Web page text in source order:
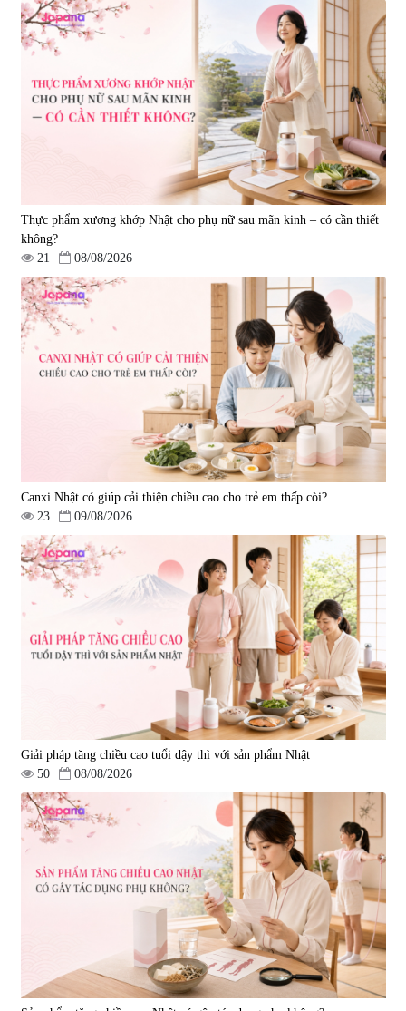
Rượu Sake Kanpai 720ml
345.100 đ
Thực phẩm xương khớp Nhật cho phụ nữ sau mãn kinh – có cần thiết
không?
21
08/08/2026
Canxi Nhật có giúp cải thiện chiều cao cho trẻ em thấp còi?
23
09/08/2026
Giải pháp tăng chiều cao tuổi dậy thì với sản phẩm Nhật
50
08/08/2026